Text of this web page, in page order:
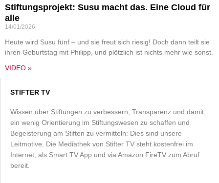
Stiftungsprojekt: Susu macht das. Eine Cloud für
alle
14/01/2026
Heute wird Susu fünf – und sie freut sich riesig! Doch dann teilt sie
ihren Geburtstag mit Philipp, und plötzlich ist nichts mehr wie sonst.
VIDEO »
STIFTER TV
Wissen über Stiftungen zu verbessern, Transparenz und damit
ein wenig Orientierung im Stiftungswesen zu schaffen und
Begeisterung am Stiften zu vermitteln: Dies sind unsere
Leitmotive. Die Mediathek von Stifter TV steht kostenfrei im
Internet, als Smart TV App und via Amazon FireTV zum Abruf
bereit.